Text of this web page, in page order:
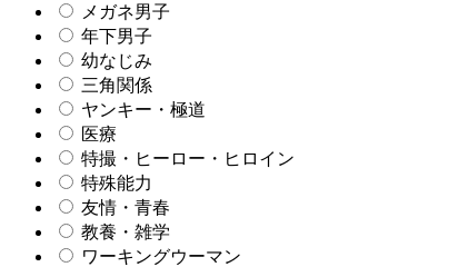
メガネ男子
年下男子
幼なじみ
三角関係
ヤンキー・極道
医療
特撮・ヒーロー・ヒロイン
特殊能力
友情・青春
教養・雑学
ワーキングウーマン